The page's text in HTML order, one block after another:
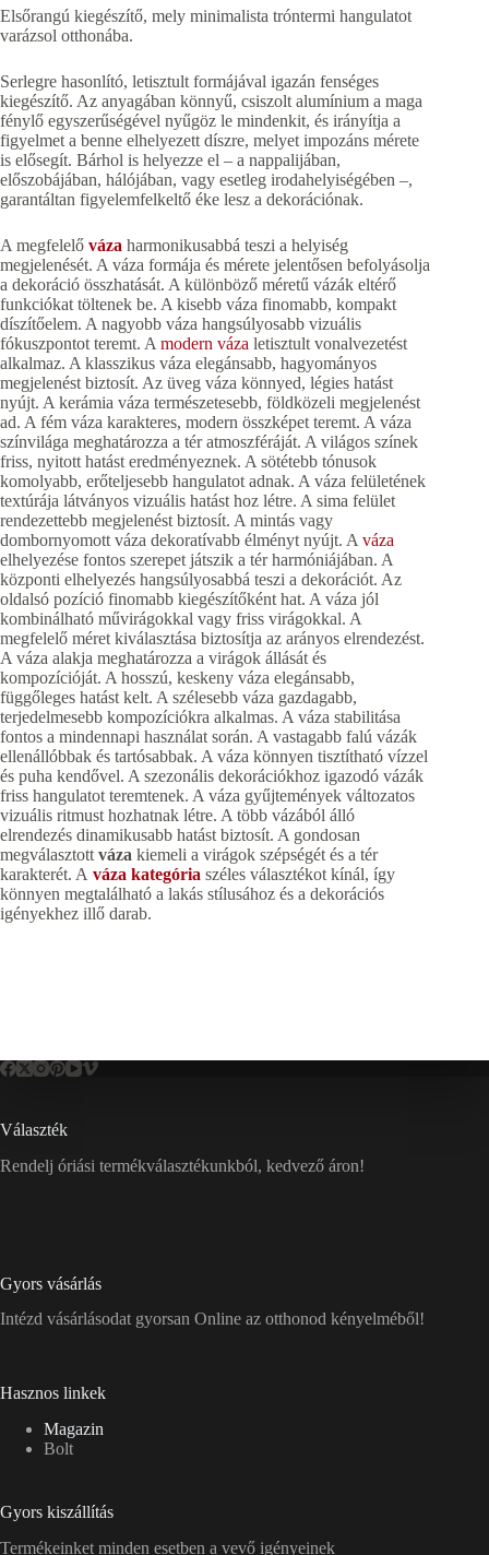
Elsőrangú kiegészítő, mely minimalista tróntermi hangulatot
varázsol otthonába.
Serlegre hasonlító, letisztult formájával igazán fenséges
kiegészítő. Az anyagában könnyű, csiszolt alumínium a maga
fénylő egyszerűségével nyűgöz le mindenkit, és irányítja a
figyelmet a benne elhelyezett díszre, melyet impozáns mérete
is elősegít. Bárhol is helyezze el – a nappalijában,
előszobájában, hálójában, vagy esetleg irodahelyiségében –,
garantáltan figyelemfelkeltő éke lesz a dekorációnak.
A megfelelő váza harmonikusabbá teszi a helyiség
megjelenését. A váza formája és mérete jelentősen befolyásolja
a dekoráció összhatását. A különböző méretű vázák eltérő
funkciókat töltenek be. A kisebb váza finomabb, kompakt
díszítőelem. A nagyobb váza hangsúlyosabb vizuális
fókuszpontot teremt. Amodern váza letisztult vonalvezetést
alkalmaz. A klasszikus váza elegánsabb, hagyományos
megjelenést biztosít. Az üveg váza könnyed, légies hatást
nyújt. A kerámia váza természetesebb, földközeli megjelenést
ad. A fém váza karakteres, modern összképet teremt. A váza
színvilága meghatározza a tér atmoszféráját. A világos színek
friss, nyitott hatást eredményeznek. A sötétebb tónusok
komolyabb, erőteljesebb hangulatot adnak. A váza felületének
textúrája látványos vizuális hatást hoz létre. A sima felület
rendezettebb megjelenést biztosít. A mintás vagy
dombornyomott váza dekoratívabb élményt nyújt. Aváza
elhelyezése fontos szerepet játszik a tér harmóniájában. A
központi elhelyezés hangsúlyosabbá teszi a dekorációt. Az
oldalsó pozíció finomabb kiegészítőként hat. A váza jól
kombinálható művirágokkal vagy friss virágokkal. A
megfelelő méret kiválasztása biztosítja az arányos elrendezést.
A váza alakja meghatározza a virágok állását és
kompozícióját. A hosszú, keskeny váza elegánsabb,
függőleges hatást kelt. A szélesebb váza gazdagabb,
terjedelmesebb kompozíciókra alkalmas. A váza stabilitása
fontos a mindennapi használat során. A vastagabb falú vázák
ellenállóbbak és tartósabbak. A váza könnyen tisztítható vízzel
és puha kendővel. A szezonális dekorációkhoz igazodó vázák
friss hangulatot teremtenek. A váza gyűjtemények változatos
vizuális ritmust hozhatnak létre. A több vázából álló
elrendezés dinamikusabb hatást biztosít. A gondosan
megválasztottváza kiemeli a virágok szépségét és a tér
karakterét. A váza kategória széles választékot kínál, így
könnyen megtalálható a lakás stílusához és a dekorációs
igényekhez illő darab.
Választék
Rendelj óriási termékválasztékunkból, kedvező áron!
Gyors vásárlás
Intézd vásárlásodat gyorsan Online az otthonod kényelméből!
Hasznos linkek
Magazin
Bolt
Gyors kiszállítás
Termékeinket minden esetben a vevő igényeinek